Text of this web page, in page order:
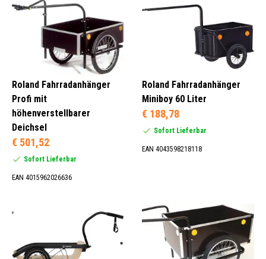
Roland Fahrradanhänger
Profi mit
höhenverstellbarer
Deichsel
€ 501,52
Sofort Lieferbar
EAN 4015962026636
Roland Fahrradanhänger
Miniboy 60 Liter
€ 188,78
Sofort Lieferbar
EAN 4043598218118